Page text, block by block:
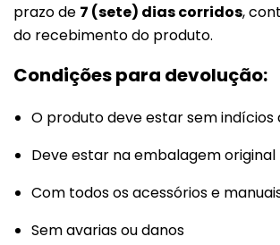
prazo de 7 (sete) dias corridos,
do recebimento do produto.
Condições para devolução:
O produto deve estar sem indícios
Deve estar na embalagem original
Com todos os acessórios e
Sem avarias ou danos